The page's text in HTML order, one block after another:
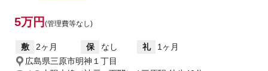
5万円 (管理費等なし)
敷 2ヶ月 保 なし 礼
1ヶ月
広島県三原市明神１丁目